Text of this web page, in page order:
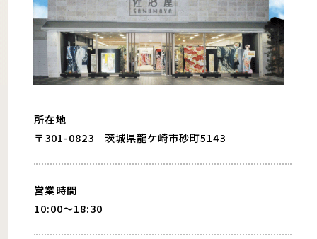
所在地
〒301-0823 茨城県龍ケ崎市砂町5143
営業時間
10:00〜18:30